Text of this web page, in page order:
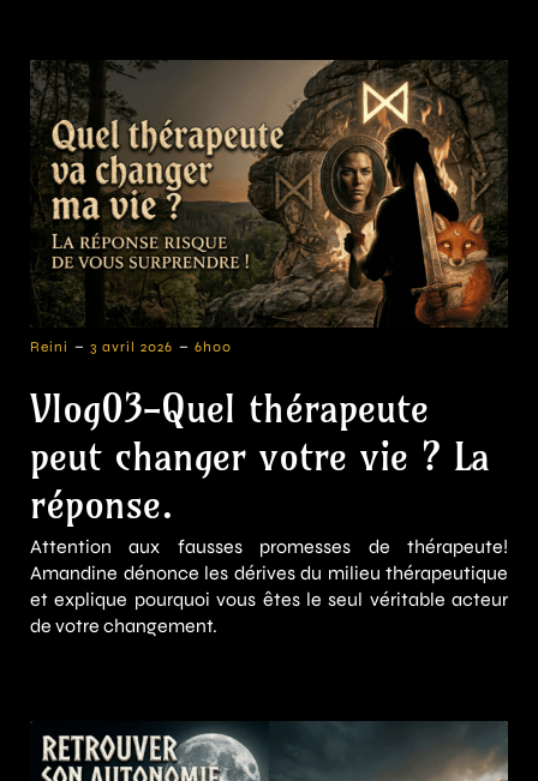
Reini - 3 avril 2026 - 6h00
Vlog03-Quel thérapeute
peut changer votre vie ? La
réponse.
Attention aux fausses promesses de thérapeute!
Amandine dénonce les dérives du milieu thérapeutique
et explique pourquoi vous êtes le seul véritable acteur
de votre changement.